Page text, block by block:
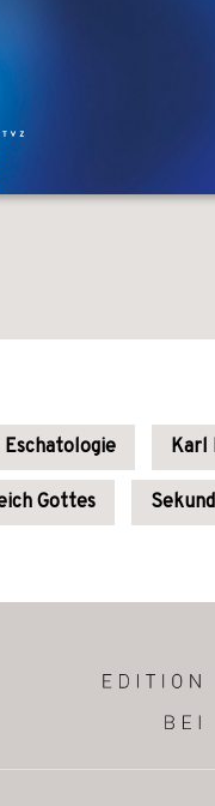
Eschatologie Karl
Gottes